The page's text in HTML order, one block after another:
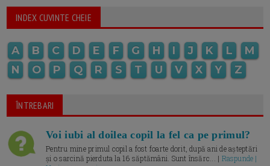
INDEX CUVINTE CHEIE
A B C D E F G H I J K L
M
N
O P Q R S T U V X Y Z
ÎNTREBARI
Voi iubi al doilea copil la fel ca pe primul?
Pentru mine primul copil a fost foarte dorit, după ani de așteptări
și o sarcină pierduta la 16 săptămâni. Sunt însărc... | Raspunde |